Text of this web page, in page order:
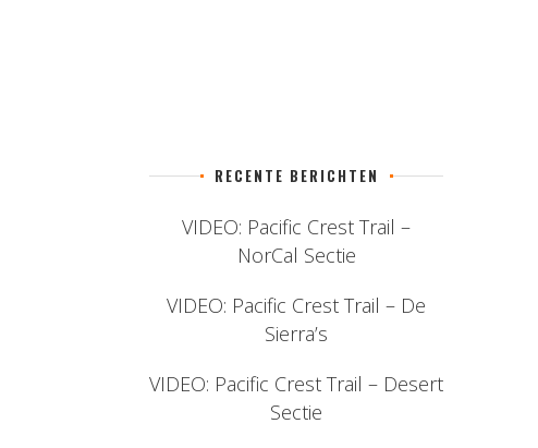
RECENTE BERICHTEN
VIDEO: Pacific Crest Trail –
NorCal Sectie
VIDEO: Pacific Crest Trail – De
Sierra’s
VIDEO: Pacific Crest Trail – Desert
Sectie